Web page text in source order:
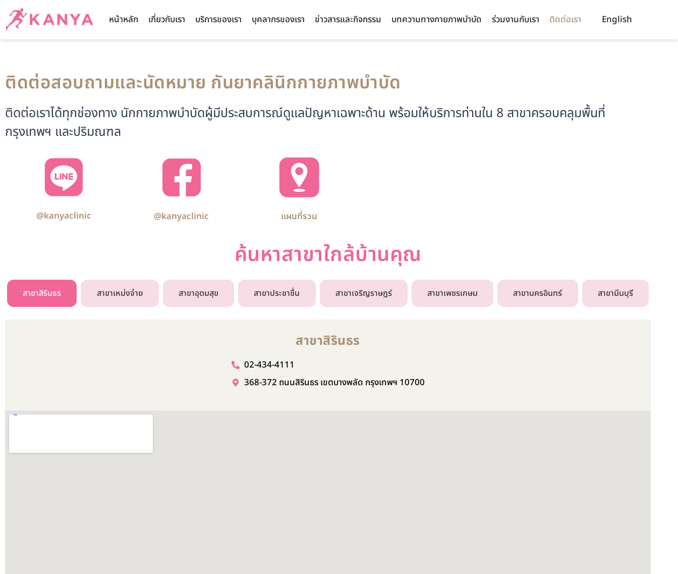
หน้าหลัก เกี่ยวกับเรา บริการของเรา บุคลากรของเรา ข่าวสารและกิจกรรม บทความทางกายภาพบำบัด ร่วมงานกับเรา ติดต่อเรา English
ติดต่อสอบถามและนัดหมาย กันยาคลินิกกายภาพบำบัด
ติดต่อเราได้ทุกช่องทาง นักกายภาพบำบัดผู้มีประสบการณ์ดูเเลปัญหาเฉพาะด้าน พร้อมให้บริการท่านใน 8 สาขาครอบคลุมพื้นที่
กรุงเทพฯ และปริมณฑล
@kanyaclinic @kanyaclinic แผนที่รวม
ค้นหาสาขาใกล้บ้านคุณ
สาขาสิรินธร สาขาเหม่งจ๋าย สาขาอุดมสุข สาขาประชาชื่น สาขาเจริญราษฎร์ สาขาเพชรเกษม สาขานครอินทร์ สาขามีนบุรี
สาขาสิรินธร
02-434-4111
368-372 ถนนสิรินธร เขตบางพลัด กรุงเทพฯ 10700